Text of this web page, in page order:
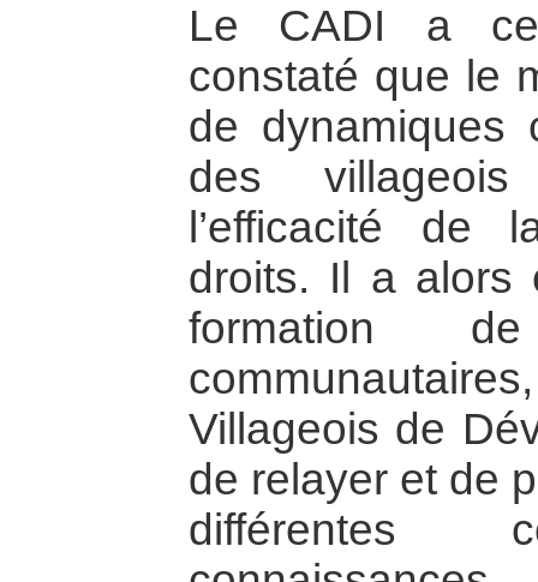
Le CADI a
constaté que le
de dynamiques
des
l’efficacité de
droits. Il a alors
formation
Villageois de
de relayer et de
différentes